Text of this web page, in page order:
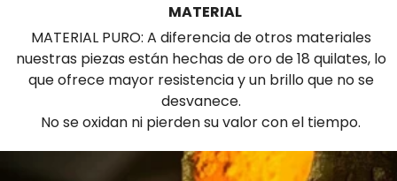
MATERIAL
MATERIAL PURO: A diferencia de otros materiales
nuestras piezas están hechas de oro de 18 quilates, lo
que ofrece mayor resistencia y un brillo que no se
desvanece.
No se oxidan ni pierden su valor con el tiempo.